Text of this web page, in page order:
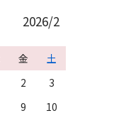
2026/2
金
土
2
3
9
10